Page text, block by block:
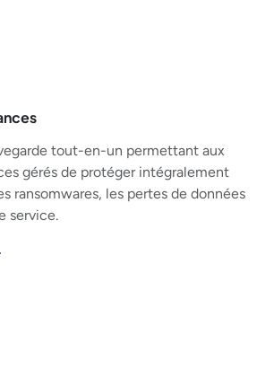
tout-en-un permettant aux
gérés de protéger intégralement
ransomwares, les pertes de données
service.